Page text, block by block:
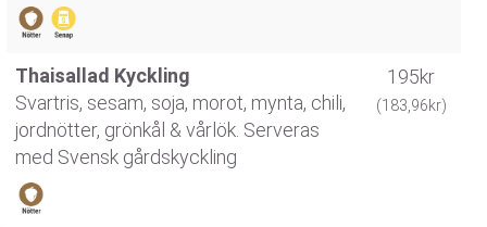
Thaisallad Kyckling
Svartris, sesam, soja, morot, mynta, chili,
jordnötter, grönkål & vårlök. Serveras
med Svensk gårdskyckling
195kr
(183,96kr)